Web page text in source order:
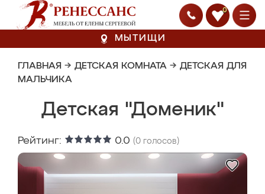
0
МЫТИЩИ
ГЛАВНАЯ → ДЕТСКАЯ КОМНАТА → ДЕТСКАЯ ДЛЯ
МАЛЬЧИКА
Детская "Доменик"
Рейтинг: 0.0 (0 голосов)